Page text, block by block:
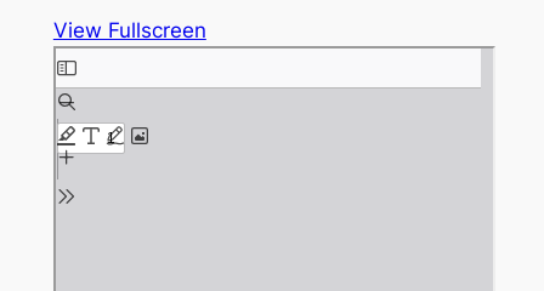
View Fullscreen
Saltar
al
contenido
del
PDF